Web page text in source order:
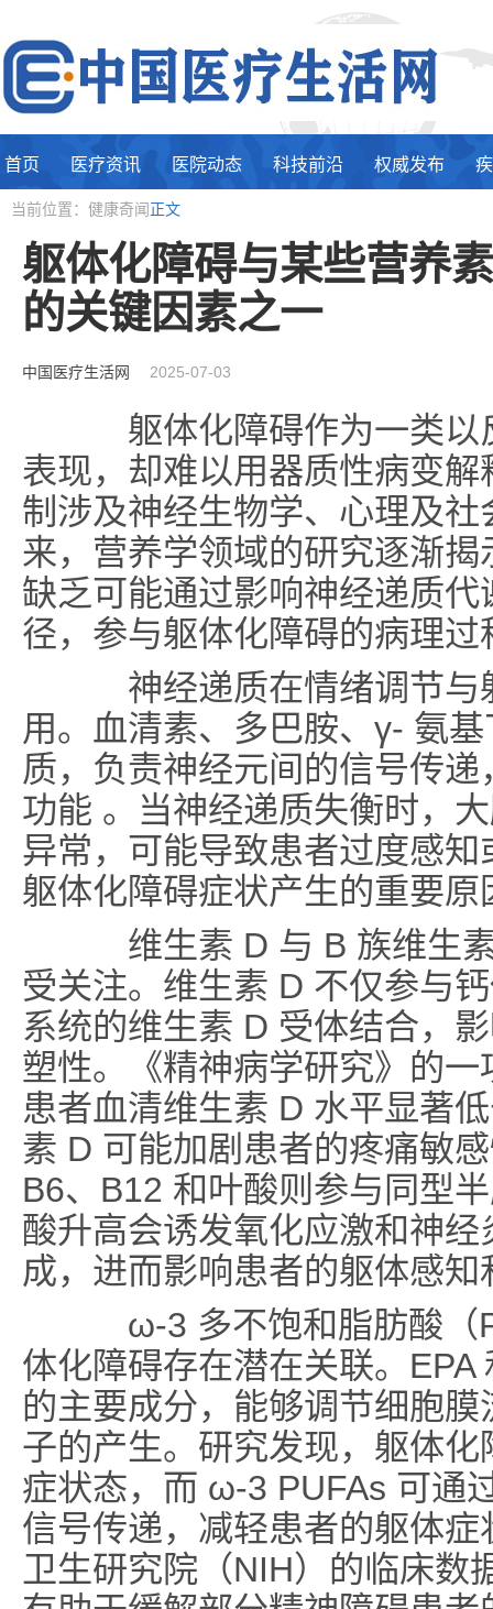
首页 医疗资讯 医院动态 科技前沿 权威发布
当前位置：健康奇闻正文
躯体化障碍与某些营养
的关键因素之一
中国医疗生活网 2025-07-03
躯体化障碍作为一类以
表现，却难以用器质性病变
制涉及神经生物学、心理及
来，营养学领域的研究逐渐
缺乏可能通过影响神经递质
径，参与躯体化障碍的病理过
神经递质在情绪调节与
用。血清素、多巴胺、γ- 氨
质，负责神经元间的信号传
功能 。当神经递质失衡时，
异常，可能导致患者过度感
躯体化障碍症状产生的重要原
维生素 D 与 B 族维生素
受关注。维生素 D 不仅参与
系统的维生素 D 受体结合，
塑性。《精神病学研究》的
患者血清维生素 D 水平显著
素 D 可能加剧患者的疼痛敏
B6、B12 和叶酸则参与同型
酸升高会诱发氧化应激和神
成，进而影响患者的躯体感
ω-3 多不饱和脂肪酸（
体化障碍存在潜在关联。
的主要成分，能够调节细胞
子的产生。研究发现，躯体
症状态，而 ω-3 PUFAs 可通
信号传递，减轻患者的躯体
卫生研究院（NIH）的临床数